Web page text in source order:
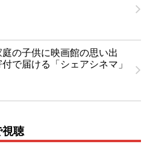
の子供に映画館の思い出
で届ける「シェアシネマ」
聴